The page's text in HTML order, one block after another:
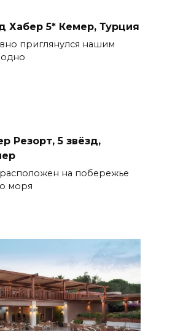
Хабер 5* Кемер, Турция
приглянулся нашим
одно
Резорт, 5 звёзд,
на побережье
моря